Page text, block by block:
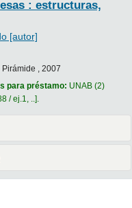
: estructuras,
[autor]
Pirámide , 2007
para préstamo: UNAB(2)
/ ej.1, .. .